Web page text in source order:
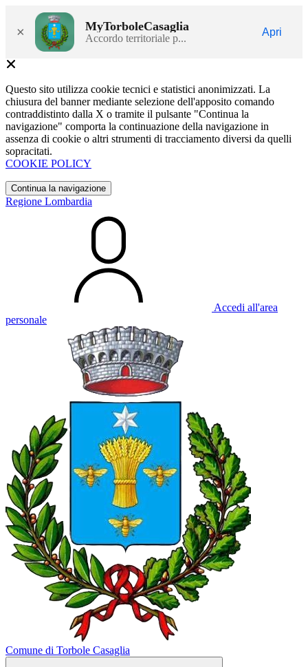
× MyTorboleCasaglia
Accordo territoriale p...
Apri
Questo sito utilizza cookie tecnici e statistici anonimizzati. La
chiusura del banner mediante selezione dell'apposito comando
contraddistinto dalla X o tramite il pulsante "Continua la
navigazione" comporta la continuazione della navigazione in
assenza di cookie o altri strumenti di tracciamento diversi da quelli
sopracitati.
COOKIE POLICY
Continua la navigazione
Regione Lombardia
Accedi all'area
personale
Comune di Torbole Casaglia